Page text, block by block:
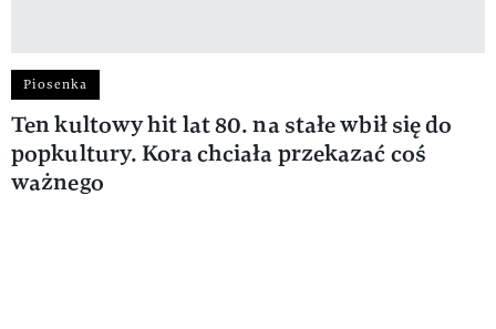
Piosenka
Ten kultowy hit lat 80. na stałe wbił się do
popkultury. Kora chciała przekazać coś
ważnego